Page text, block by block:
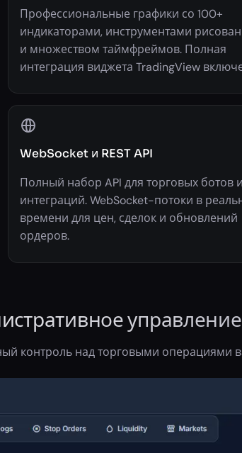
Профессиональные графики со 100+
индикаторами, инструментами
и множеством таймфреймов. Полная
интеграция виджета TradingView
WebSocket и REST API
Полный набор API для торговых ботов и
интеграций. WebSocket-потоки в
времени для цен, сделок и обновлений
ордеров.
контроль над торговыми операциями